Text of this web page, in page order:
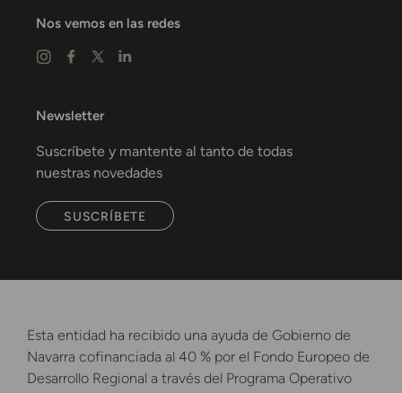
Nos vemos en las redes
Newsletter
Suscríbete y mantente al tanto de todas
nuestras novedades
SUSCRÍBETE
Esta entidad ha recibido una ayuda de Gobierno de
Navarra cofinanciada al 40 % por el Fondo Europeo de
Desarrollo Regional a través del Programa Operativo